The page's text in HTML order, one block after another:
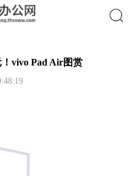
！vivo Pad Air图赏